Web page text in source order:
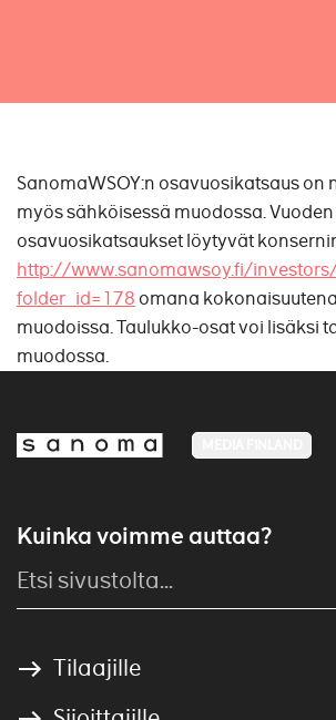
SanomaWSOY:n osavuosikatsaus on
myös sähköisessä muodossa.
osavuosikatsaukset löytyvät
http://www.sanomawsoy.fi/
folder_id=178omana
muodoissa. Taulukko-osat voi lisäksi
muodossa.
Kuinka voimme auttaa?
Tilaajille